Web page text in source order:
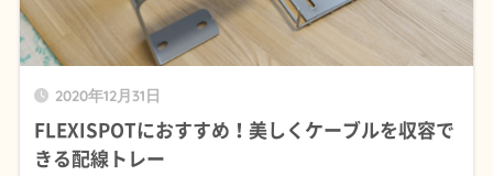
2020年12月31日
FLEXISPOTにおすすめ！美しくケーブルを収容で
きる配線トレー